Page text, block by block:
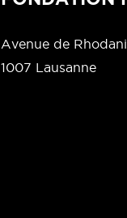
Avenue de
1007 Lausanne